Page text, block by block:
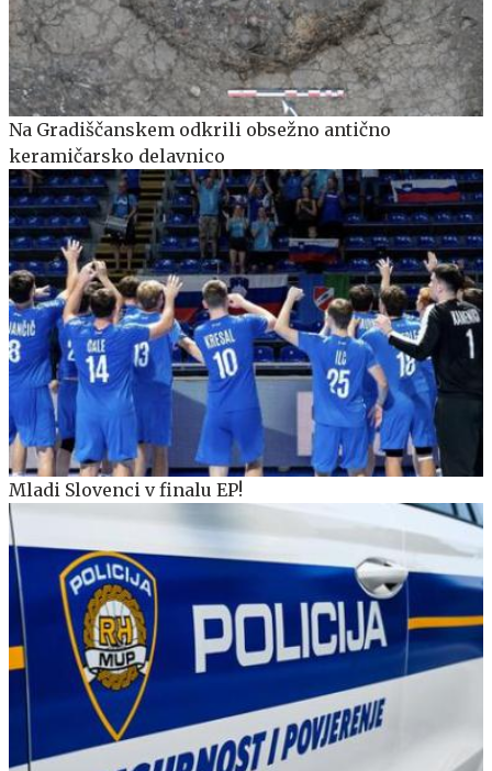
Na Gradiščanskem odkrili obsežno antično
keramičarsko delavnico
Mladi Slovenci v finalu EP!